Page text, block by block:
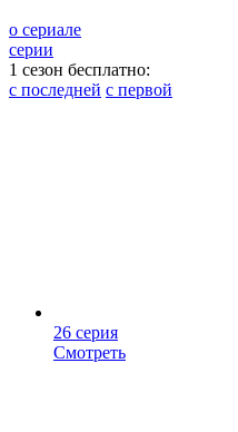
о сериале
серии
1 сезон бесплатно:
с последней с первой
26 серия
Смотреть